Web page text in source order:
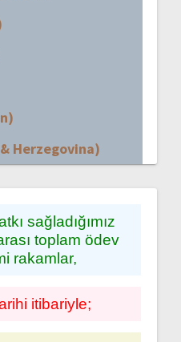
Herzegovina)
sağladığımız
toplam ödev
rakamlar,
itibariyle;